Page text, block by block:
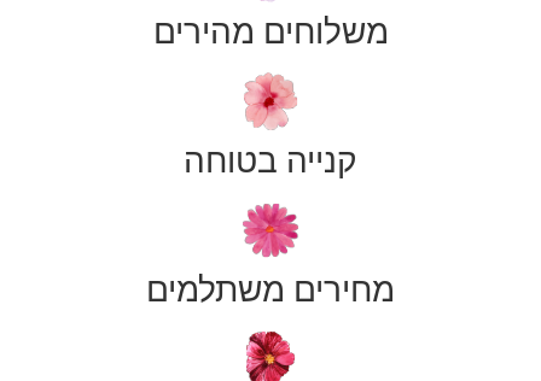
משלוחים מהירים
קנייה בטוחה
מחירים משתלמים